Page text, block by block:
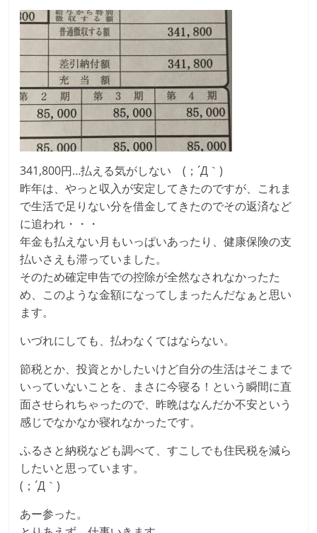
341,800円…払える気がしない (；´Д｀)
昨年は、やっと収入が安定してきたのですが、これま
で生活で足りない分を借金してきたのでその返済など
に追われ・・・
年金も払えない月もいっぱいあったり、健康保険の支
払いさえも滞っていました。
そのため確定申告での控除が全然なされなかったた
め、このような金額になってしまったんだなぁと思い
ます。
いづれにしても、払わなくてはならない。
節税とか、投資とかしたいけど自分の生活はそこまで
いっていないことを、まさに今寝る！という瞬間に直
面させられちゃったので、昨晩はなんだか不安という
感じでなかなか寝れなかったです。
ふるさと納税なども調べて、すこしでも住民税を減ら
したいと思っています。
(；´Д｀)
あー参った。